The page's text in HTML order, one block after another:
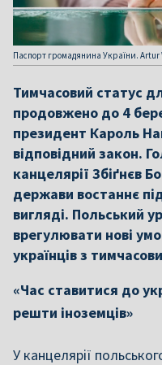
Паспорт громадянина України.
Тимчасовий статус
продовжено до 4
президент Кароль
відповідний закон.
канцелярії Збіґнєв
держави востаннє
вигляді. Польський
врегулювати нові
українців з
«Час ставитися до
решти іноземців»
У канцелярії